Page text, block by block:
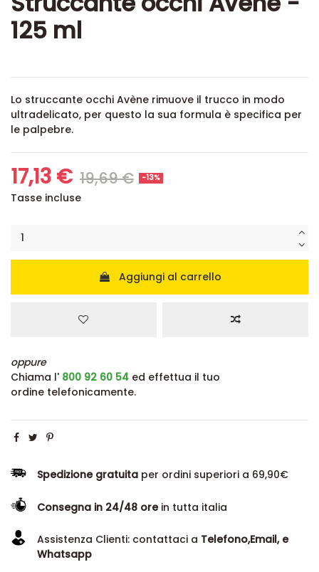
125 ml
Lo struccante occhi Avène rimuove il trucco in modo
ultradelicato, per questo la sua formula è specifica per
le palpebre.
17,13 € 19,69 €
Aggiungi al carrello
oppure
Chiama l'800 92 60 54ed effettua il tuo
Spedizione gratuita per ordini superiori a 69,90€
Consegna in 24/48 ore
Assistenza Clienti: contattaci a
Whatsapp